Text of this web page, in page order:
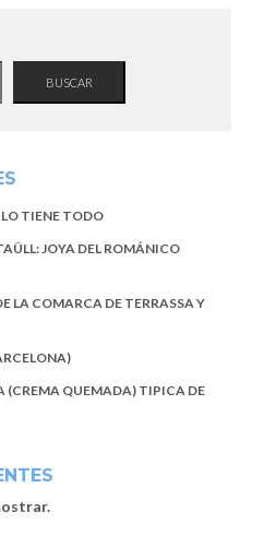
BUSCAR
TIENE TODO
JOYA DEL ROMÁNICO
LA COMARCA DE TERRASSA Y
(CREMA QUEMADA) TIPICA DE